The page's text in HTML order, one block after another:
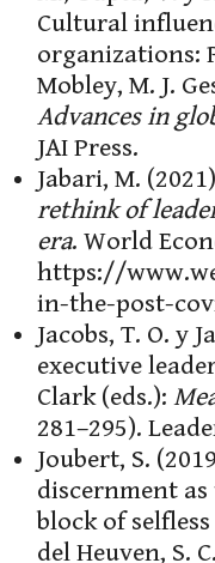
Cultural
organizations:
Mobley, M. J.
Advances in
JAI Press.
Jabari, M.
rethink of
era. World
https://
in-the-post-
Jacobs, T. O. y
executive
Clark (eds.):
281–295).
Joubert, S.
discernment
block of
del Heuven, S.